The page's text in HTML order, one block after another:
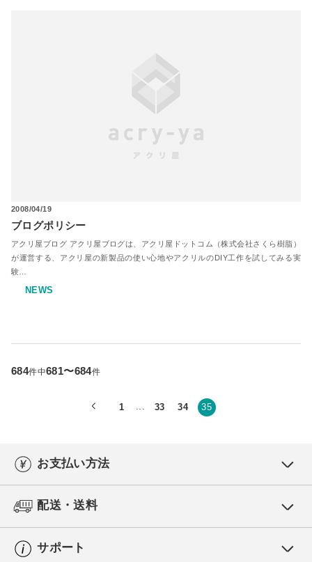
2008/04/19
ブログポリシー
アクリ屋ブログ アクリ屋ブログは、アクリ屋ドットコム（株式会社さくら樹脂）
が運営する、アクリ屋の新製品の使い心地やアクリルのDIY工作を試してみる実
験…
NEWS
684件中681〜684件
1 33 34 35
お支払い方法
配送・送料
サポート